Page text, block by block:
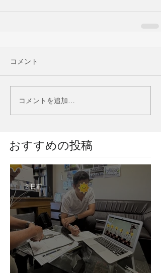
コメント
コメントを追加…
​おすすめの投稿
2 日前